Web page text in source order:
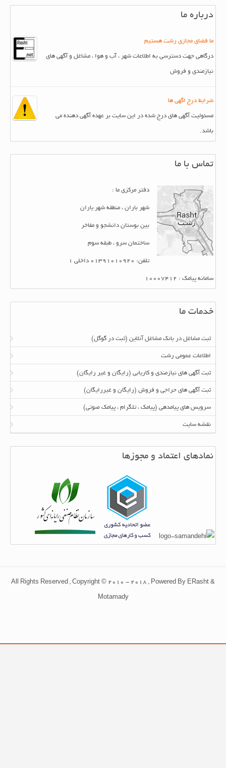
درباره ما
ما فضای مجازی رشت هستیم
درگاهی جهت دسترسی به اطلاعات شهر ، آب و هوا ، مشاغل و آگهی های
نیازمندی و فروش
شرایط درج اگهی ها
مسئولیت آگهی های درج شده در این سایت بر عهده آگهی دهنده می
باشد.
تماس با ما
دفتر مرکزی ما :
شهر باران ، منطقه شهر یاران
بین بوستان دانشجو و مفاخر
ساختمان سرو ، طبقه سوم
تلفن: 01391010920 داخلی 1
سامانه پیامک : 10007412
خدمات ما
ثبت مشاغل در بانک مشاغل آنلاین (ثبت در گوگل)
اطلاعات عمومی رشت
ثبت آگهی های نیازمندی و کاریابی (رایگان و غیر رایگان)
ثبت آگهی های حراجی و فروش (رایگان و غیررایگان)
سرویس های پیامدهی (پیامک ، تلگرام ، پیامک صوتی)
نقشه سایت
نمادهای اعتماد و مجوزها
All Rights Reserved , Copyright © 2010 - 2018 , Powered By ERasht &
Motamady